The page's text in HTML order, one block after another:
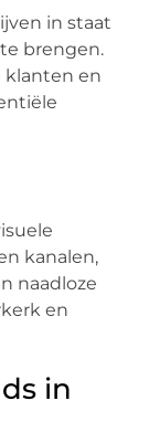
in staat
brengen.
klanten en
kanalen,
naadloze
en
in